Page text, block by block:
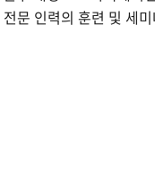
문 인력의 훈련 및 세